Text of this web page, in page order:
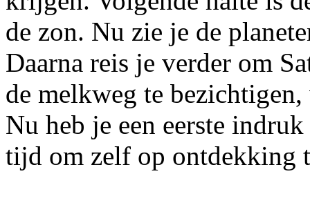
de zon. Nu zie je de
Daarna reis je verder om
de melkweg te
Nu heb je een eerste
tijd om zelf op ontdekking